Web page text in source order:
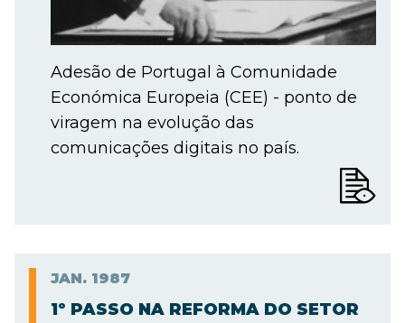
Adesão de Portugal à Comunidade
Económica Europeia (CEE) - ponto de
viragem na evolução das
comunicações digitais no país.
JAN. 1987
1º PASSO NA REFORMA DO SETOR